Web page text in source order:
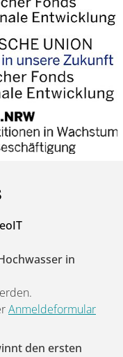
in
Anmeldeformular
den ersten